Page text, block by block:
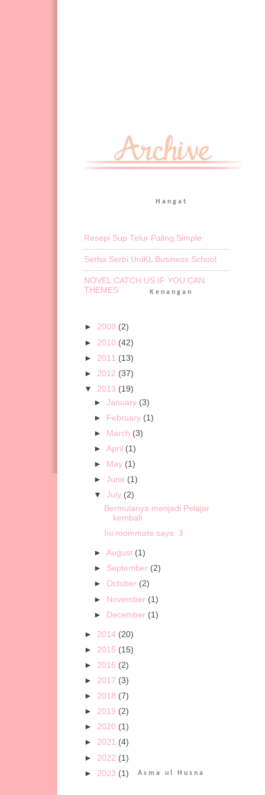
Hangat
Resepi Sup Telur Paling Simple
Serba Serbi UniKL Business School
NOVEL CATCH US IF YOU CAN :
THEMES
Kenangan
► 2009 (2)
► 2010 (42)
► 2011 (13)
► 2012 (37)
▼ 2013 (19)
►January (3)
►
February (1)
►
March (3)
►April (1)
►
May (1)
►June (1)
▼July (2)
Bermulanya menjadi Pelajar
kembali
Ini roommate saya :3
►August (1)
► September (2)
►October (2)
► November (1)
► December (1)
► 2014 (20)
► 2015 (15)
► 2016 (2)
► 2017 (3)
► 2018 (7)
► 2019 (2)
► 2020 (1)
► 2021 (4)
► 2022 (1)
► 2023 (1) Asma ul Husna